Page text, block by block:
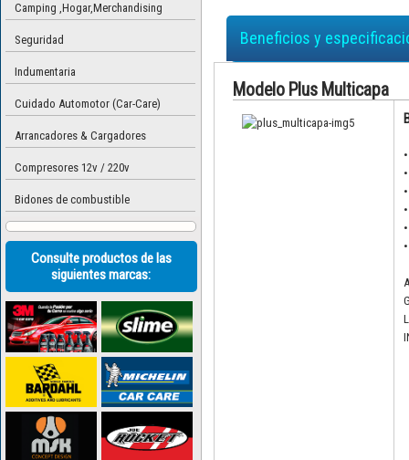
Camping ,Hogar,Merchandising
Seguridad
Indumentaria
Cuidado Automotor (Car-Care)
Arrancadores & Cargadores
Compresores 12v / 220v
Bidones de combustible
Consulte productos de las
siguientes marcas:
Beneficios y
Modelo Plus Multicapa